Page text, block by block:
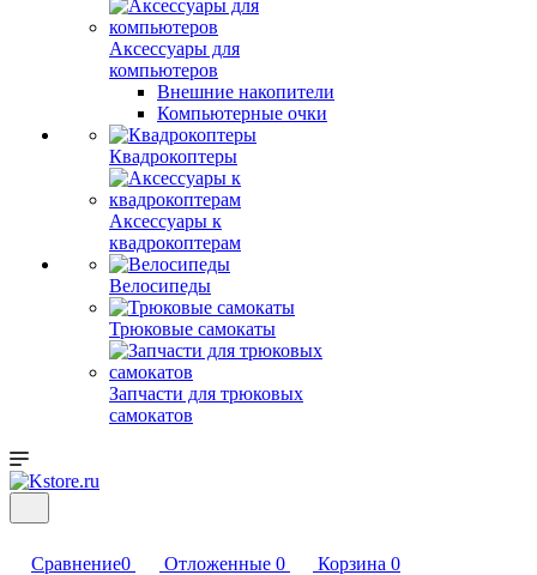
Аксессуары для
компьютеров
Внешние накопители
Компьютерные очки
Квадрокоптеры
Аксессуары к
квадрокоптерам
Велосипеды
Трюковые самокаты
Запчасти для трюковых
самокатов
Сравнение0 Отложенные 0 Корзина 0